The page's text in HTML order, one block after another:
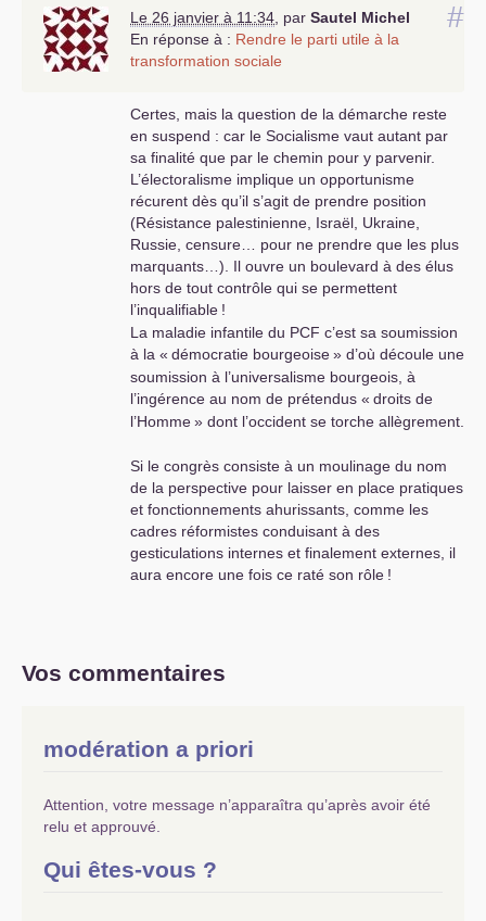
#
Le 26 janvier à 11:34 par Sautel Michel
En réponse à : Rendre le parti utile à la
transformation sociale
Certes, mais la question de la démarche reste
en suspend : car le Socialisme vaut autant par
sa finalité que par le chemin pour y parvenir.
L’électoralisme implique un opportunisme
récurent dès qu’il s’agit de prendre position
(Résistance palestinienne, Israël, Ukraine,
Russie, censure… pour ne prendre que les plus
marquants…). Il ouvre un boulevard à des élus
hors de tout contrôle qui se permettent
l’inqualifiable !
La maladie infantile du PCF c’est sa soumission
à la « démocratie bourgeoise» d’où découle une
soumission à l’universalisme bourgeois, à
l’ingérence au nom de prétendus « droits de
l’Homme» dont l’occident se torche allègrement.
Si le congrès consiste à un moulinage du nom
de la perspective pour laisser en place pratiques
et fonctionnements ahurissants, comme les
cadres réformistes conduisant à des
gesticulations internes et finalement externes, il
aura encore une fois ce raté son rôle !
Vos commentaires
modération a priori
Attention, votre message n’apparaîtra qu’après avoir été
relu et approuvé.
Qui êtes-vous ?